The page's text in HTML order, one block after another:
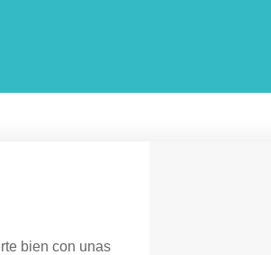
bien con unas